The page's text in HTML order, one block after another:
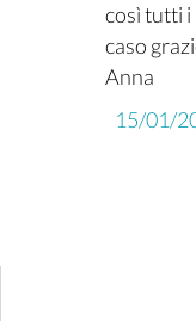
così tutti i
caso
Anna
15/01/